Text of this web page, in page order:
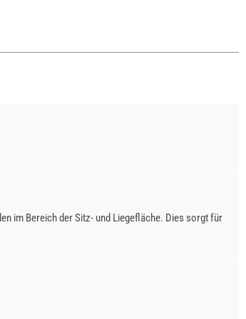
im Bereich der Sitz- und Liegefläche. Dies sorgt für